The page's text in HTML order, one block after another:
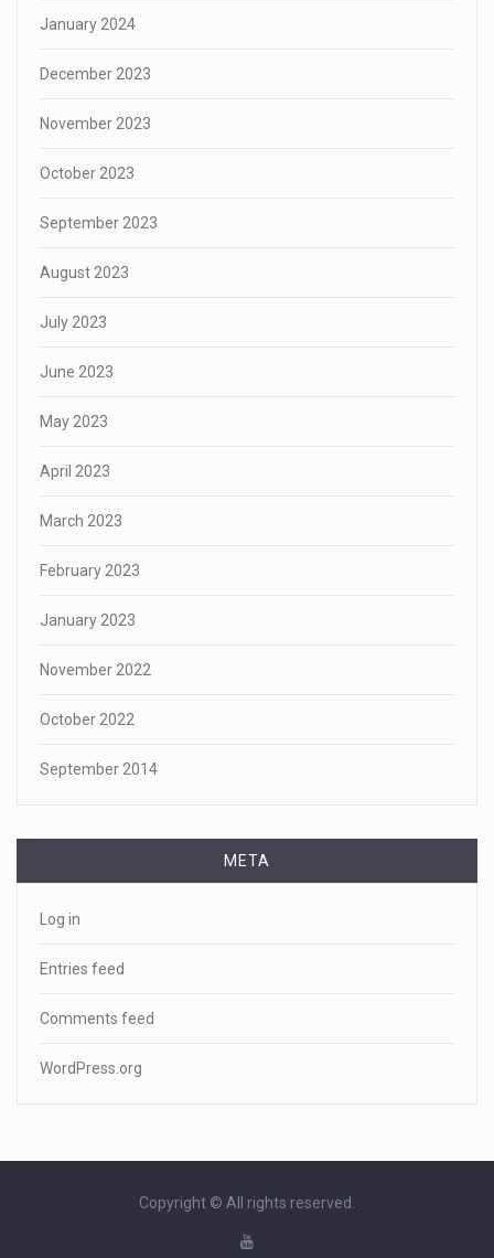
January 2024
December 2023
November 2023
October 2023
September 2023
August 2023
July 2023
June 2023
May 2023
April 2023
March 2023
February 2023
January 2023
November 2022
October 2022
September 2014
META
Log in
Entries feed
Comments feed
WordPress.org
Copyright © All rights reserved.